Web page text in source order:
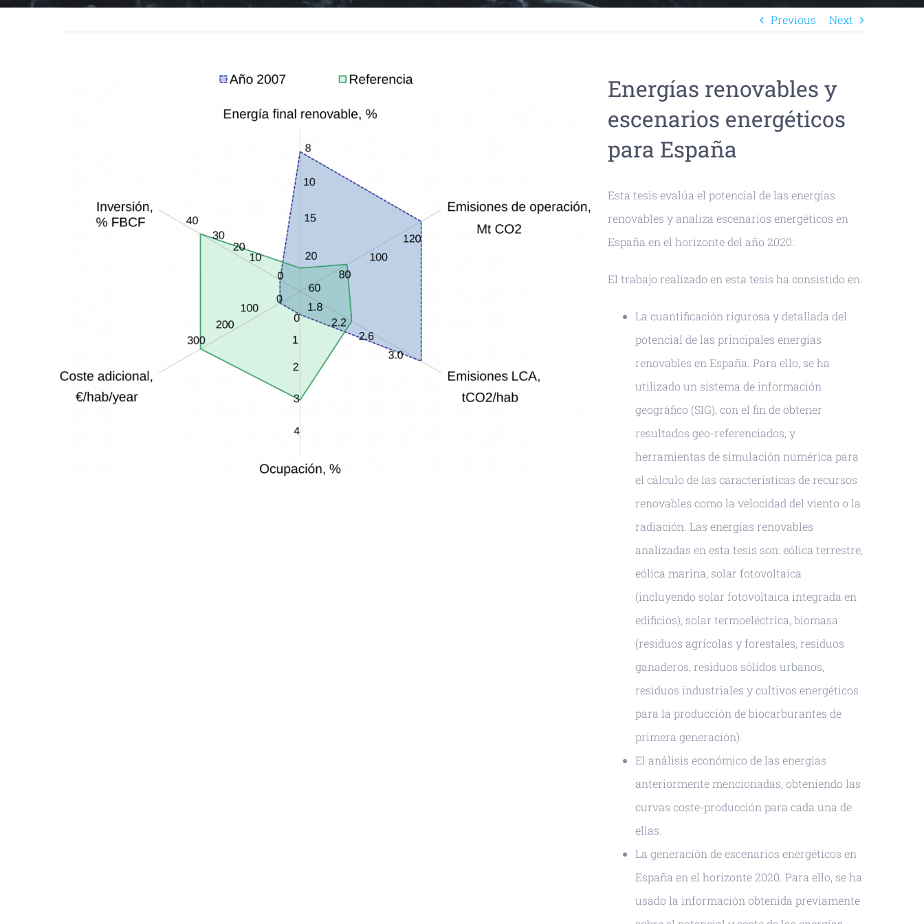
Previous Next
Energías renovables y
escenarios energéticos
para España
Esta tesis evalúa el potencial de las energías
renovables y analiza escenarios energéticos en
España en el horizonte del año 2020.
El trabajo realizado en esta tesis ha consistido en:
La cuantificación rigurosa y detallada del
potencial de las principales energías
renovables en España. Para ello, se ha
utilizado un sistema de información
geográfico (SIG), con el fin de obtener
resultados geo-referenciados, y
herramientas de simulación numérica para
el cálculo de las características de recursos
renovables como la velocidad del viento o la
radiación. Las energías renovables
analizadas en esta tesis son: eólica terrestre,
eólica marina, solar fotovoltaica
(incluyendo solar fotovoltaica integrada en
edificios), solar termoeléctrica, biomasa
(residuos agrícolas y forestales, residuos
ganaderos, residuos sólidos urbanos,
residuos industriales y cultivos energéticos
para la producción de biocarburantes de
primera generación).
El análisis económico de las energías
anteriormente mencionadas, obteniendo las
curvas coste-producción para cada una de
ellas.
La generación de escenarios energéticos en
España en el horizonte 2020. Para ello, se ha
usado la información obtenida previamente